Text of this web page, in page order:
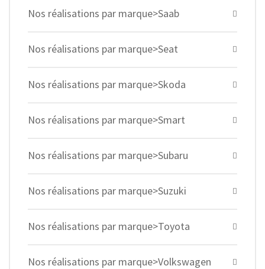
Nos réalisations par marque>Saab
Nos réalisations par marque>Seat
Nos réalisations par marque>Skoda
Nos réalisations par marque>Smart
Nos réalisations par marque>Subaru
Nos réalisations par marque>Suzuki
Nos réalisations par marque>Toyota
Nos réalisations par marque>Volkswagen